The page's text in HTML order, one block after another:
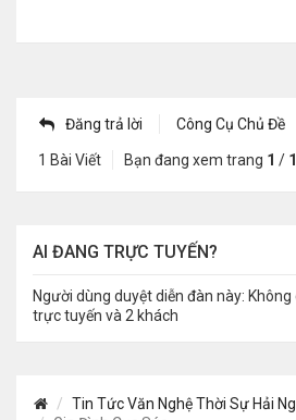
Đăng trả lời Công Cụ Chủ Đề
1 Bài Viết Bạn đang xem trang 1 / 1
AI ĐANG TRỰC TUYẾN?
Người dùng duyệt diễn đàn này:
trực tuyến và 2 khách
Tin Tức Văn Nghệ Thời Sự Hải